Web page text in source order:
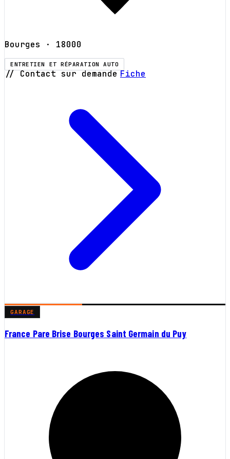
Bourges · 18000
ENTRETIEN ET RÉPARATION AUTO
// Contact sur demande Fiche
GARAGE
France Pare Brise Bourges Saint Germain du Puy